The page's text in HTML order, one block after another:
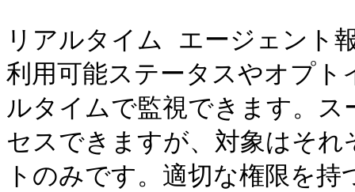
リアルタイム エージェント
利用可能ステータスやオプ
ルタイムで監視できます。
セスできますが、対象はそ
トのみです。適切な権限を